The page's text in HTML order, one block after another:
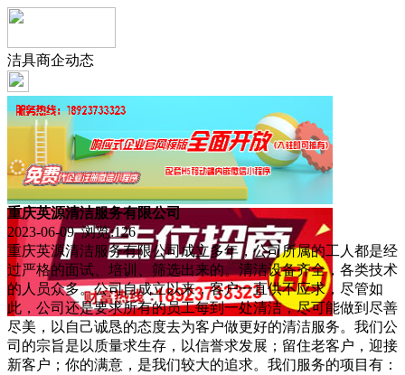
洁具商企动态
重庆英源清洁服务有限公司
2023-06-09 浏览:126
重庆英源清洁服务有限公司成立多年，公司所属的工人都是经
过严格的面试、培训、筛选出来的。清洁设备齐全，各类技术
的人员众多。公司自成立以来，客户一直供不应求，尽管如
此，公司还是要求所有的员工每到一处清洁，尽可能做到尽善
尽美，以自己诚恳的态度去为客户做更好的清洁服务。我们公
司的宗旨是以质量求生存，以信誉求发展；留住老客户，迎接
新客户；你的满意，是我们较大的追求。我们服务的项目有：